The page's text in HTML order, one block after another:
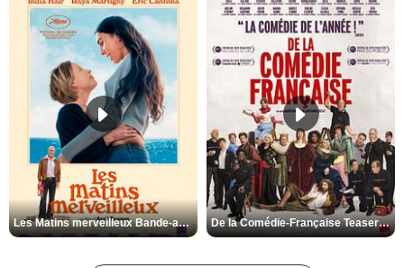
Les Matins merveilleux Bande-annonce VF De la Comédie-Française Teaser VF